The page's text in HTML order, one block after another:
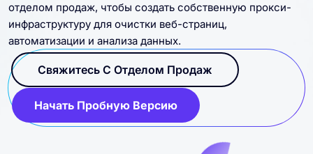
отделом продаж, чтобы создать собственную прокси-
инфраструктуру для очистки веб-страниц,
автоматизации и анализа данных.
Свяжитесь С Отделом Продаж
Начать Пробную Версию